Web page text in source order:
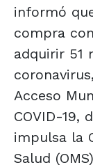
informó
compra
adquirir 51
Acceso
COVID-19,
impulsa la
Salud